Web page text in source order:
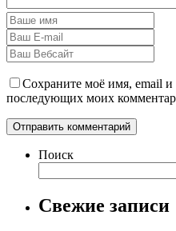
Сохраните моё имя, email и
последующих моих
Поиск
Свежие записи